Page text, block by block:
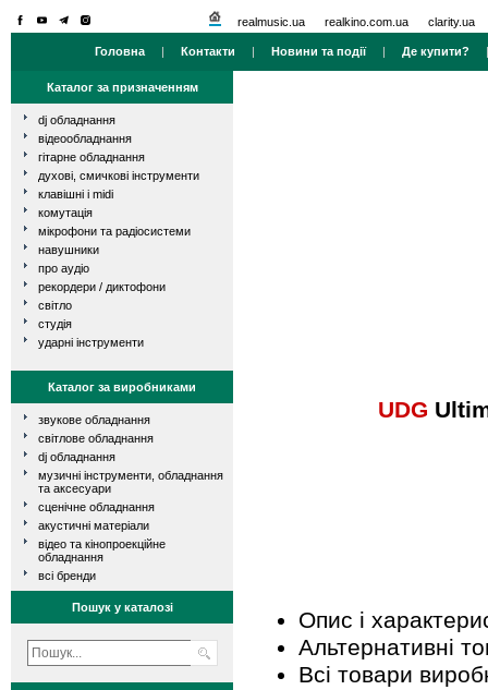
realmusic.ua realkino.com.ua clarity.ua
Головна | Контакти | Новини та події| Де купити?
Каталог за призначенням
dj обладнання
відеообладнання
гітарне обладнання
духові, смичкові інструменти
клавішні і midi
комутація
мікрофони та радіосистеми
навушники
про аудіо
рекордери / диктофони
світло
студія
ударні інструменти
Каталог за виробниками
звукове обладнання
світлове обладнання
dj обладнання
музичні інструменти, обладнання
та аксесуари
сценічне обладнання
акустичні матеріали
відео та кінопроекційне
обладнання
всі бренди
Пошук у каталозі
UDG
Опис і
Альтернативні
Всі товари